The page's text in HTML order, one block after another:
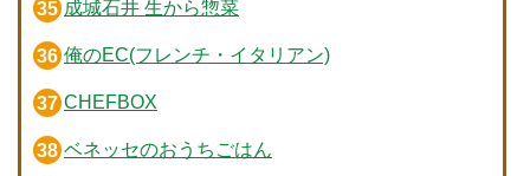
成城石井 生から惣菜
俺のEC(フレンチ・イタリアン)
CHEFBOX
ベネッセのおうちごはん